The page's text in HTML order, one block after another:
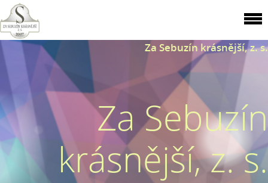
Za Sebuzín krásnější, z. s.
Za Sebuzín
krásnější, z. s.